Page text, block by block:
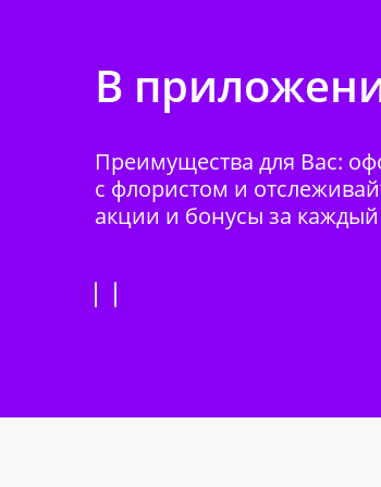
В
Преимущества для Вас:
с флористом и
акции и бонусы за каждый